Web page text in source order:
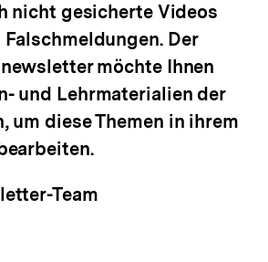
nicht gesicherte Videos
Der
möchte Ihnen
und Lehrmaterialien der
um diese Themen in ihrem
Team